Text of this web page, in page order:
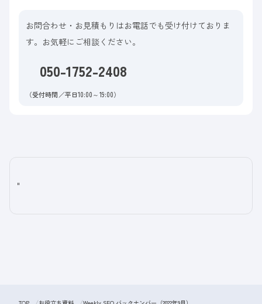
お問合わせ・お見積もりはお電話でも受け付けておりま
す。お気軽にご相談ください。
050-1752-2408
（受付時間／平日10:00～19:00）
"